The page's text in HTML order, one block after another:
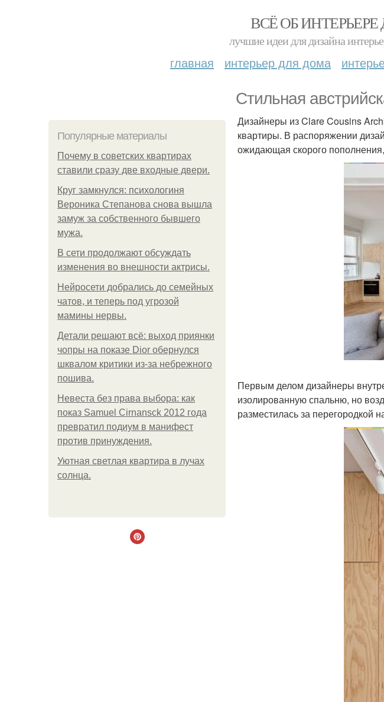
ВСЁ ОБ
лучшие идеи для дизайна
главная интерьер для дома
Стильная
Популярные материалы
Почему в советских квартирах
ставили сразу две входные двери.
Круг замкнулся: психологиня
Вероника Степанова снова вышла
замуж за собственного бывшего
мужа.
В сети продолжают обсуждать
изменения во внешности актрисы.
Нейросети добрались до семейных
чатов, и теперь под угрозой
мамины нервы.
Детали решают всё: выход приянки
чопры на показе Dior обернулся
шквалом критики из-за небрежного
пошива.
Невеста без права выбора: как
показ Samuel Cirnansck 2012 года
превратил подиум в манифест
против принуждения.
Уютная светлая квартира в лучах
солнца.
Дизайнеры из Clare Cousins
квартиры. В распоряжении
ожидающая скорого пополнения,
Первым делом дизайнеры
изолированную спальню, но
разместилась за перегородкой